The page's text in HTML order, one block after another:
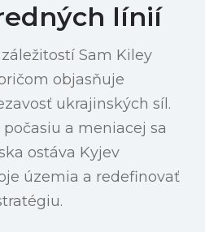
línií
Sam Kiley
objasňuje
ukrajinských síl.
a meniacej sa
ostáva Kyjev
územia a redefinovať